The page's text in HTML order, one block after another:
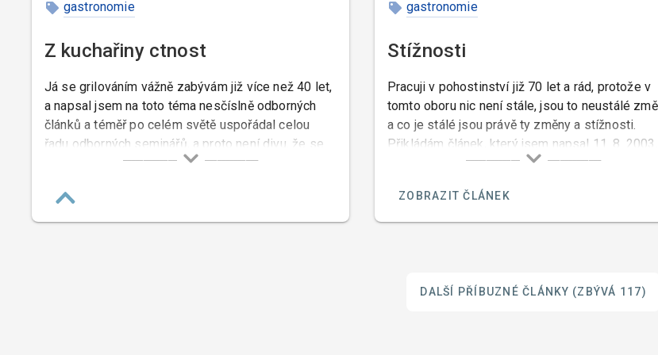
gastronomie
Z kuchařiny ctnost
Já se grilováním vážně zabývám již více než 40 let,
a napsal jsem na toto téma nesčíslně odborných
článků a téměř po celém světě uspořádal celou
řadu odborných seminářů, a proto není divu, že se
mě tolik lidí ptá na názor na pořad pana Pohlreicha
ukrdený, ale to že ze všech kuchařů kteří nejsou
sprostí jako on a kteří nemají komediantské vlohy,
gastronomie
Stížnosti
Pracuji v pohostinství již 70 let a rád, protože v
tomto oboru nic není stále, jsou to neustálé
a co je stálé jsou právě ty změny a stížnosti.
Přikládám článek, který jsem napsal 11. 8. 2003,
který je toho důkazem…
ZOBRAZIT ČLÁNEK
DALŠÍ PŘÍBUZNÉ ČLÁNKY (ZBÝVÁ 117)